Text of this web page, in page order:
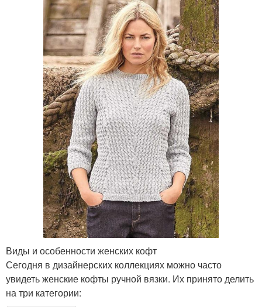
Виды и особенности женских кофт
Сегодня в дизайнерских коллекциях можно часто
увидеть женские кофты ручной вязки. Их принято делить
на три категории: